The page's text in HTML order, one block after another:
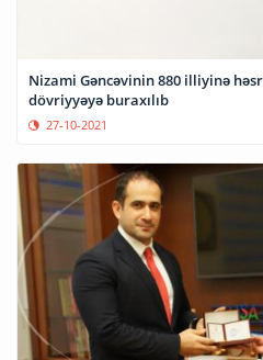
Nizami Gəncəvinin 880 illiyinə
dövriyyəyə buraxılıb
27-10-2021